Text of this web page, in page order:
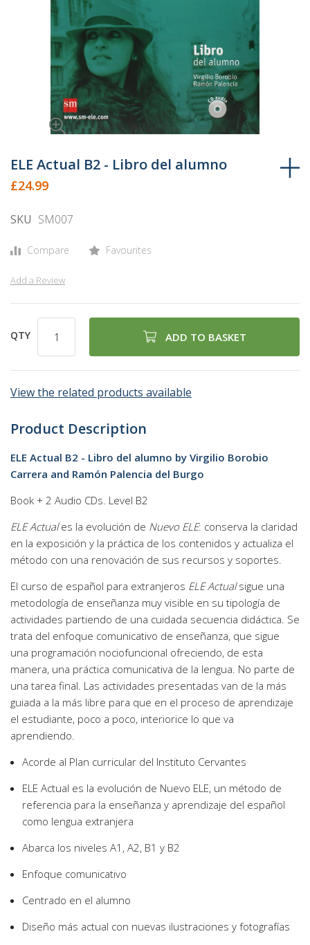
to
beginning
the
gallery
ELE Actual B2 - Libro del alumno
£24.99
SKU SM007
Compare Favourites
Add a Review
QTY ADD TO BASKET
View the related products available
Product Description
ELE Actual B2 - Libro del alumno by Virgilio Borobio
Carrera and Ramón Palencia del Burgo
Book + 2 Audio CDs. Level B2
ELE Actuales la evolución de Nuevo ELE: conserva la claridad
en la exposición y la práctica de los contenidos y actualiza el
método con una renovación de sus recursos y soportes.
El curso de español para extranjeros ELE Actualsigue una
metodología de enseñanza muy visible en su tipología de
actividades partiendo de una cuidada secuencia didáctica. Se
trata del enfoque comunicativo de enseñanza, que sigue
una programación nociofuncional ofreciendo, de esta
manera, una práctica comunicativa de la lengua. No parte de
una tarea final. Las actividades presentadas van de la más
guiada a la más libre para que en el proceso de aprendizaje
el estudiante, poco a poco, interiorice lo que va
aprendiendo.
Acorde al Plan curricular del Instituto Cervantes
ELE Actual es la evolución de Nuevo ELE, un método de
referencia para la enseñanza y aprendizaje del español
como lengua extranjera
Abarca los niveles A1, A2, B1 y B2
Enfoque comunicativo
Centrado en el alumno
Diseño más actual con nuevas ilustraciones y fotografías